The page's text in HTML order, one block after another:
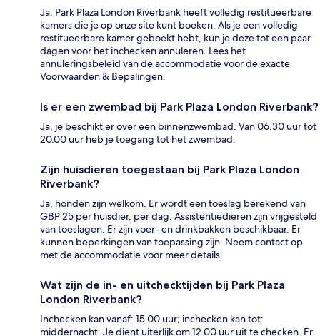
Ja, Park Plaza London Riverbank heeft volledig restitueerbare
kamers die je op onze site kunt boeken. Als je een volledig
restitueerbare kamer geboekt hebt, kun je deze tot een paar
dagen voor het inchecken annuleren. Lees het
annuleringsbeleid van de accommodatie voor de exacte
Voorwaarden & Bepalingen.
Is er een zwembad bij Park Plaza London Riverbank?
Ja, je beschikt er over een binnenzwembad. Van 06.30 uur tot
20.00 uur heb je toegang tot het zwembad.
Zijn huisdieren toegestaan bij Park Plaza London
Riverbank?
Ja, honden zijn welkom. Er wordt een toeslag berekend van
GBP 25 per huisdier, per dag. Assistentiedieren zijn vrijgesteld
van toeslagen. Er zijn voer- en drinkbakken beschikbaar. Er
kunnen beperkingen van toepassing zijn. Neem contact op
met de accommodatie voor meer details.
Wat zijn de in- en uitchecktijden bij Park Plaza
London Riverbank?
Inchecken kan vanaf: 15.00 uur; inchecken kan tot:
middernacht. Je dient uiterlijk om 12.00 uur uit te checken. Er